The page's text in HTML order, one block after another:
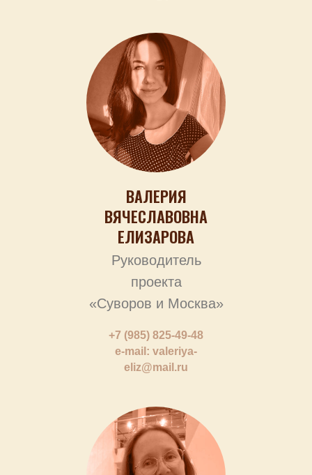
ВАЛЕРИЯ
ВЯЧЕСЛАВОВНА
ЕЛИЗАРОВА
Руководитель
проекта
«Суворов и Москва»
+7 (985) 825-49-48
e-mail: valeriya-
eliz@mail.ru